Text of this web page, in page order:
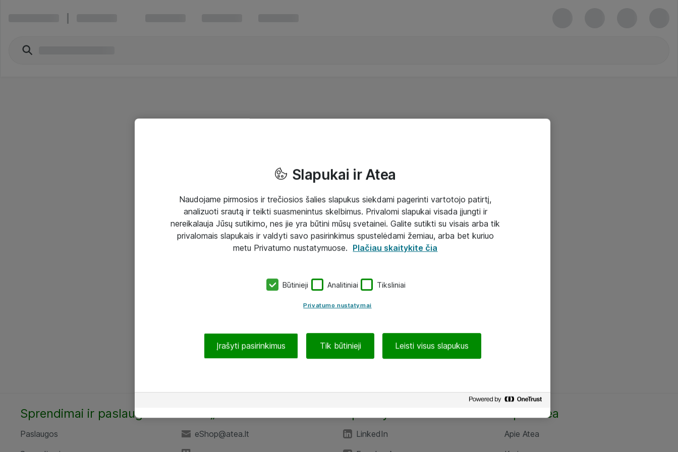
Sprendimai ir paslaugos
Paslaugos
eShop@atea.lt
LinkedIn
Apie Atea
Apie Atea
Slapukai ir Atea
Naudojame pirmosios ir trečiosios šalies slapukus siekdami pagerinti vartotojo patirtį,
analizuoti srautą ir teikti suasmenintus skelbimus. Privalomi slapukai visada įjungti ir
nereikalauja Jūsų sutikimo, nes jie yra būtini mūsų svetainei. Galite sutikti su visais arba tik
privalomais slapukais ir valdyti savo pasirinkimus spustelėdami žemiau, arba bet kuriuo
metu Privatumo nustatymuose. Plačiau skaitykite čia
Būtinieji Analitiniai Tiksliniai
Privatumo nustatymai
Įrašyti pasirinkimus Tik būtinieji Leisti visus slapukus